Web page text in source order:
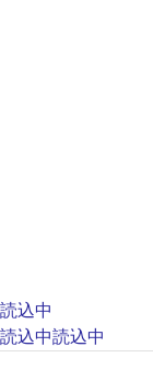
読込中
読込中読込中